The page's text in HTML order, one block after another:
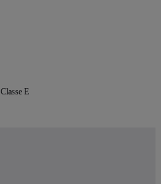
Classe E